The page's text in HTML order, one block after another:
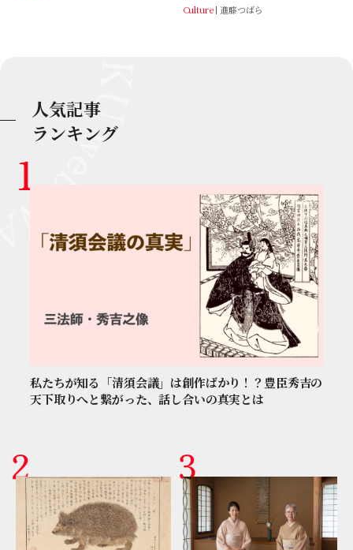
Culture 進藤つばら
人気記事
ランキング
私たちが知る「清須会議」は創作ばかり！？豊臣秀吉の
天下取りへと繋がった、話し合いの真実とは